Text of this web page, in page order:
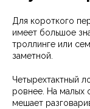
Для короткого
имеет большое
троллинге или
заметной.
Четырехтактный
ровнее. На малых
мешает